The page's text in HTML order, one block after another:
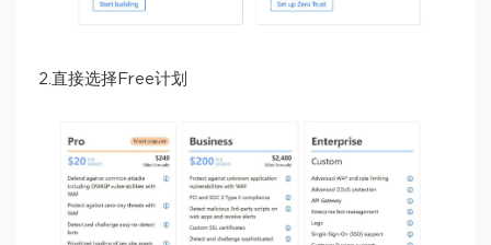
2.直接选择Free计划